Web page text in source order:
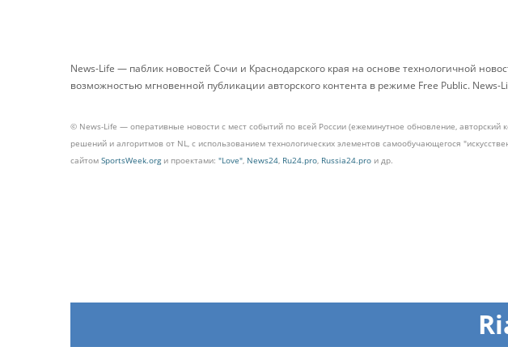
News-Life — паблик новостей Сочи и Краснодарского края на основе технологичной
возможностью мгновенной публикации авторского контента в режиме Free Public.
© News-Life — оперативные новости с мест событий по всей России (ежеминутное обновление,
решений и алгоритмов от NL, с использованием технологических элементов самообучающегося
сайтом SportsWeek.orgи проектами: "Love", News24, Ru24.pro, Russia24.pro и др.